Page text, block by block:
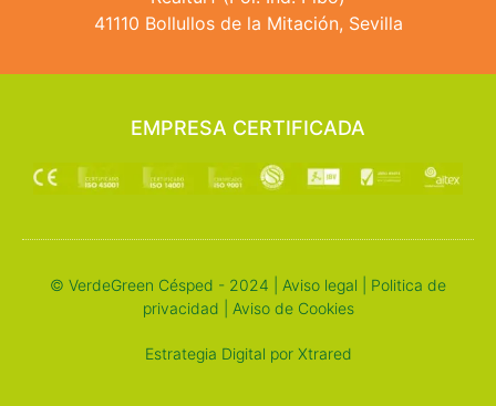
41110 Bollullos de la Mitación, Sevilla
EMPRESA CERTIFICADA
© VerdeGreen Césped - 2024 | Aviso legal
Politica de
privacidad
Aviso de Cookies
Estrategia Digital por Xtrared